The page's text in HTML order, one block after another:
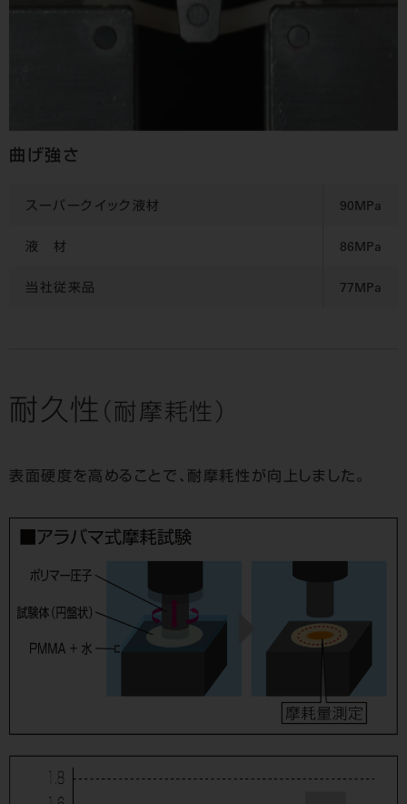
曲げ強さ
スーパークイック液材 90MPa
液 材 86MPa
当社従来品 77MPa
耐久性 （耐摩耗性）
表面硬度を高めることで、耐摩耗性が向上しました。